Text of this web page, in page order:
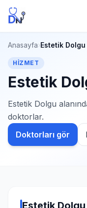
Anasayfa›Estetik Dolgu
HIZMET
Estetik
Estetik Dolgu
doktorlar.
Doktorları gör
Estetik Dolgu